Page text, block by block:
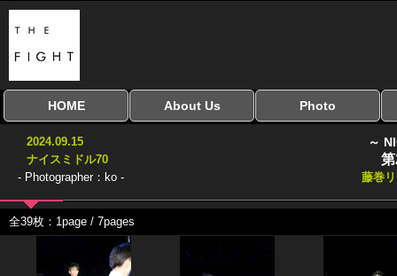
HOME
全興行を表示
ナイスミドル
アマチュアキック
協議会
全日本学生キック
建武館キッズ大会
Bigbang
おやじファイト
About Us Photo
2024.09.15
ナイスミドル70
- Photographer：ko -
～
藤巻
全39枚：1page / 7pages